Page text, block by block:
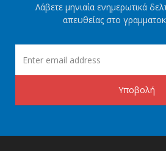
Λάβετε μηνιαία ενημερωτικά
απευθείας στο
Υποβολή